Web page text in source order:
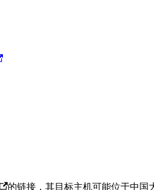
的链接，其目标主机可能位于中国